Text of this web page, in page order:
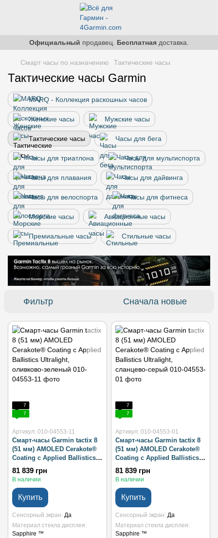
Официальный продавец. Бесплатная доставка.
Смарт часы по назначению Тактические часы
Тактические часы Garmin
MARQ - Коллекция раскошных часов
Женские часы Мужские часы
Тактические часы Часы для бега
Часы для триатлона Часы для мультиспорта
Часы для плавания Часы для дайвинга
Часы для велоспорта Часы для фитнеса
Морские часы Авиационные часы
Премиальные часы Стильные часы
Фильтр Сначала новые
7
7
Артикул: 010-04553-11
Смарт-часы Garmin tactix 8
(51 мм) AMOLED Cerakote®
Coating с Applied Ballistics
Ultralight, оливково-
зеленый
81 839 грн
В наличии
Купить
Сенсорный экран Да
Материал стекла дисплея
Sapphire ™
7
7
Артикул: 010-04553-01
Смарт-часы Garmin tactix 8
(51 мм) AMOLED Cerakote®
Coating с Applied Ballistics
Ultralight, сланцево-серый
81 839 грн
В наличии
Купить
Сенсорный экран Да
Материал стекла дисплея
Sapphire ™